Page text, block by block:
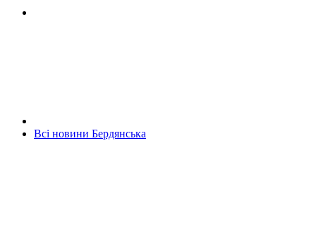
Всі новини Бердянська